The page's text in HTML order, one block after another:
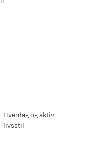
Hverdag og aktiv
livsstil